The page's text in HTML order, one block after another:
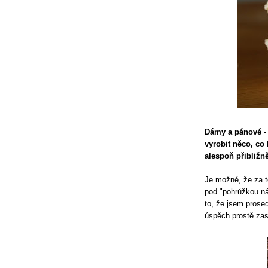
Dámy a pánové
vyrobit něco, co
alespoň
Je možné, že za
pod "pohrůžkou
to, že jsem
úspěch prostě